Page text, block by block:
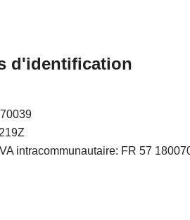
d'identification
intracommunautaire: FR 57